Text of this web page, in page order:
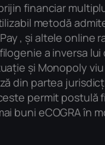
financiar
metodă
, și altele
a inversa
și Monopoly
din partea
permit
buni eCOGRA în